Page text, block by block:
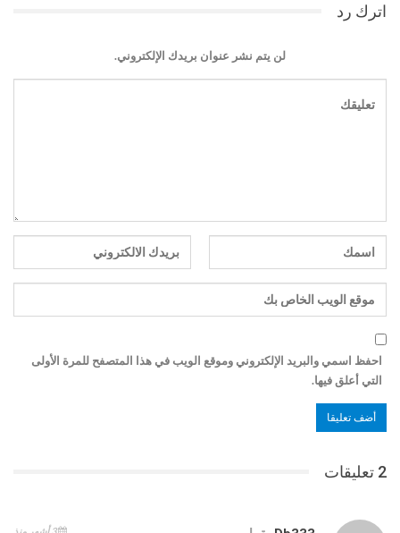
اترك رد
لن يتم نشر عنوان بريدك الإلكتروني.
احفظ اسمي والبريد الإلكتروني وموقع الويب في هذا المتصفح للمرة الأولى
التي أعلق فيها.
2 تعليقات
3 أشهر منذ